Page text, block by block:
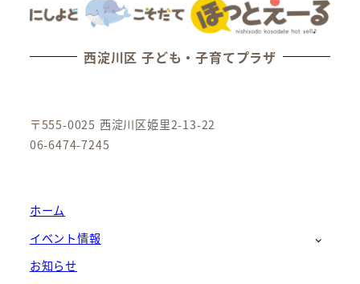
西淀川区 子ども・子育てプラザ
〒555-0025 西淀川区姫里2-13-22
06-6474-7245
ホーム
イベント情報
お知らせ